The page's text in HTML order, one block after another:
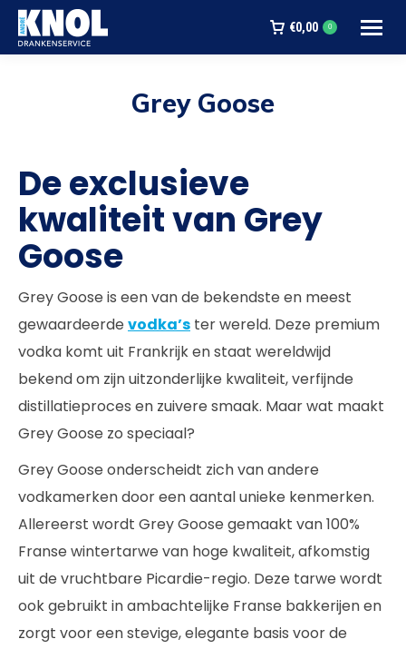
€0,00 0
Grey Goose
De exclusieve
kwaliteit van Grey
Goose
Grey Goose is een van de bekendste en meest
gewaardeerde vodka’s ter wereld. Deze premium
vodka komt uit Frankrijk en staat wereldwijd
bekend om zijn uitzonderlijke kwaliteit, verfijnde
distillatieproces en zuivere smaak. Maar wat maakt
Grey Goose zo speciaal?
Grey Goose onderscheidt zich van andere
vodkamerken door een aantal unieke kenmerken.
Allereerst wordt Grey Goose gemaakt van 100%
Franse wintertarwe van hoge kwaliteit, afkomstig
uit de vruchtbare Picardie-regio. Deze tarwe wordt
ook gebruikt in ambachtelijke Franse bakkerijen en
zorgt voor een stevige, elegante basis voor de